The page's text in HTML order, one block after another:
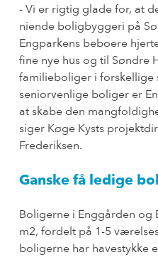
- Vi er rigtig glade for, at
niende boligbyggeri på
Engparkens beboere
fine nye hus og til Søndre
familieboliger i
seniorvenlige boliger er
at skabe den
siger Køge Kysts
Frederiksen.
Ganske få ledige
Boligerne i Enggården og
m2, fordelt på 1-5
boligerne har havestykke